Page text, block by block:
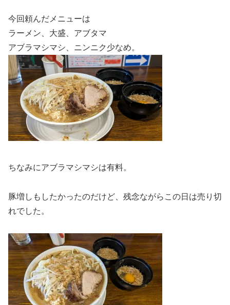
今回頼んだメニューは
ラーメン、大盛、アブタマ
アブラマシマシ、ニンニク少なめ。
ちなみにアブラマシマシは有料。
豚増しもしたかったのだけど、残念ながらこの日は売り切
れでした。